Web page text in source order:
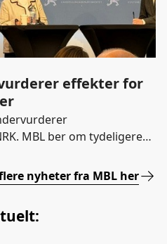
effekter for
MBL ber om tydeligere
nyheter fra MBL her